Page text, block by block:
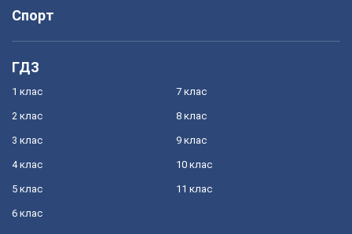
Спорт
ГДЗ
1 клас
2 клас
3 клас
4 клас
5 клас
6 клас
7 клас
8 клас
9 клас
10 клас
11 клас